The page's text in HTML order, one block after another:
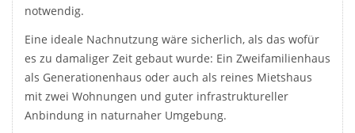
notwendig.
Eine ideale Nachnutzung wäre sicherlich, als das wofür
es zu damaliger Zeit gebaut wurde: Ein Zweifamilienhaus
als Generationenhaus oder auch als reines Mietshaus
mit zwei Wohnungen und guter infrastruktureller
Anbindung in naturnaher Umgebung.